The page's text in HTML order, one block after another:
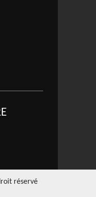
réservé